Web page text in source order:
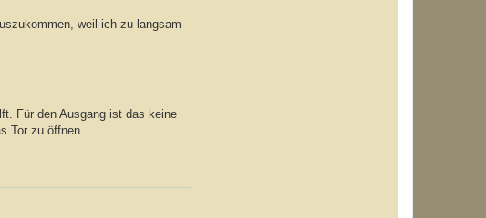
weil ich zu langsam
Für den Ausgang ist das keine
Tor zu öffnen.